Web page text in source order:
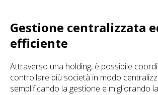
Gestione centralizzata
efficiente
Attraverso una holding, è possibile
controllare più società in modo
semplificando la gestione e migliorando